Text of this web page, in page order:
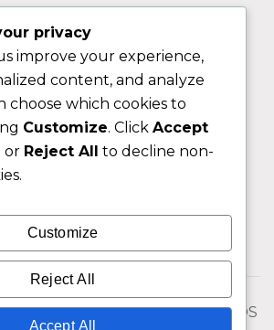
Frequentes)
OS DIREITOS RESERVADOS
privacy
improve your experience,
content, and analyze
choose which cookies to
Customize. Click Accept
or Reject All to decline non-
Customize
Reject All
Accept All